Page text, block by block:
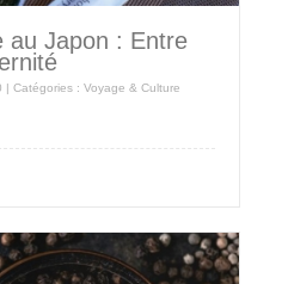
au Japon : Entre
| Catégories : Voyage & Culture